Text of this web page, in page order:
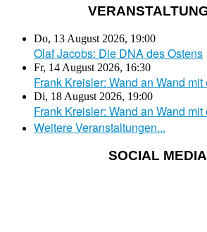
Do, 13 August 2026, 19:00
Olaf Jacobs: Die DNA des Ostens
Fr, 14 August 2026, 16:30
Frank Kreisler: Wand an Wand
Di, 18 August 2026, 19:00
Frank Kreisler: Wand an Wand
Weitere Veranstaltungen...
SOCIAL MEDIA